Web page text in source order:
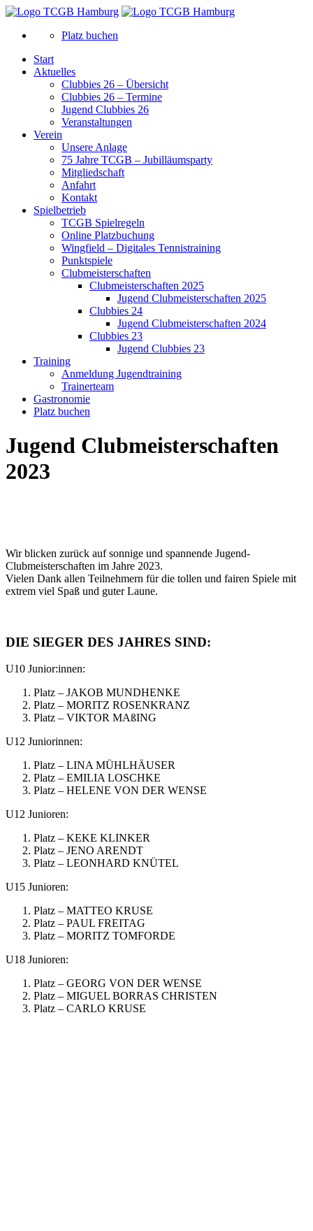
Platz buchen
Start
Aktuelles
Clubbies 26 – Übersicht
Clubbies 26 – Termine
Jugend Clubbies 26
Veranstaltungen
Verein
Unsere Anlage
75 Jahre TCGB – Jubilläumsparty
Mitgliedschaft
Anfahrt
Kontakt
Spielbetrieb
TCGB Spielregeln
Online Platzbuchung
Wingfield – Digitales Tennistraining
Punktspiele
Clubmeisterschaften
Clubmeisterschaften 2025
Jugend Clubmeisterschaften 2025
Clubbies 24
Jugend Clubmeisterschaften 2024
Clubbies 23
Jugend Clubbies 23
Training
Anmeldung Jugendtraining
Trainerteam
Gastronomie
Platz buchen
Jugend Clubmeisterschaften
2023
Wir blicken zurück auf sonnige und spannende Jugend-
Clubmeisterschaften im Jahre 2023.
Vielen Dank allen Teilnehmern für die tollen und fairen Spiele mit
extrem viel Spaß und guter Laune.
DIE SIEGER DES JAHRES SIND:
U10 Junior:innen:
Platz – JAKOB MUNDHENKE
Platz – MORITZ ROSENKRANZ
Platz – VIKTOR MAßING
U12 Juniorinnen:
Platz – LINA MÜHLHÄUSER
Platz – EMILIA LOSCHKE
Platz – HELENE VON DER WENSE
U12 Junioren:
Platz – KEKE KLINKER
Platz – JENO ARENDT
Platz – LEONHARD KNÜTEL
U15 Junioren:
Platz – MATTEO KRUSE
Platz – PAUL FREITAG
Platz – MORITZ TOMFORDE
U18 Junioren:
Platz – GEORG VON DER WENSE
Platz – MIGUEL BORRAS CHRISTEN
Platz – CARLO KRUSE